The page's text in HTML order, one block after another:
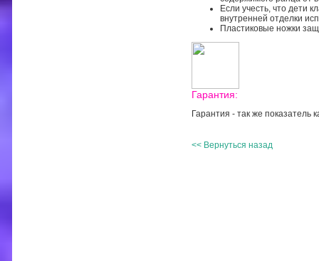
Если учесть, что дети
внутренней отделки
Пластиковые ножки
Гарантия:
Гарантия - так же
<< Вернуться назад